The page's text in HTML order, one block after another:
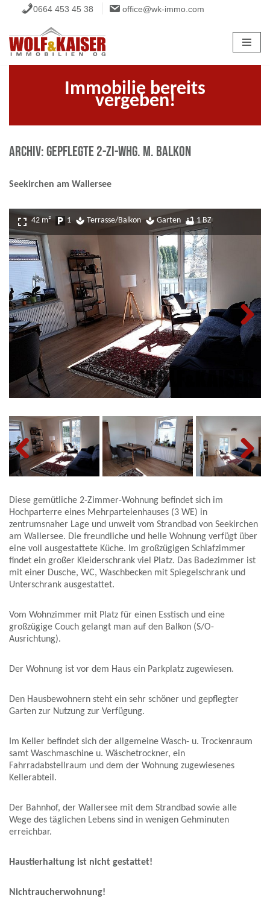
Inhalt
springen
0664 453 45 38 office@wk-immo.com
Immobilie bereits
vergeben!
ARCHIV: Gepflegte 2-Zi-Whg. m. Balkon
Seekirchen am Wallersee
fullscreen 42 m² local_parking 1 spa Terrasse/Balkon spa Garten bathtub 1 BZ
Next
Previous Next
Diese gemütliche 2-Zimmer-Wohnung befindet sich im
Hochparterre eines Mehrparteienhauses (3 WE) in
zentrumsnaher Lage und unweit vom Strandbad von Seekirchen
am Wallersee. Die freundliche und helle Wohnung verfügt über
eine voll ausgestattete Küche. Im großzügigen Schlafzimmer
findet ein großer Kleiderschrank viel Platz. Das Badezimmer ist
mit einer Dusche, WC, Waschbecken mit Spiegelschrank und
Unterschrank ausgestattet.
Vom Wohnzimmer mit Platz für einen Esstisch und eine
großzügige Couch gelangt man auf den Balkon (S/O-
Ausrichtung).
Der Wohnung ist vor dem Haus ein Parkplatz zugewiesen.
Den Hausbewohnern steht ein sehr schöner und gepflegter
Garten zur Nutzung zur Verfügung.
Im Keller befindet sich der allgemeine Wasch- u. Trockenraum
samt Waschmaschine u. Wäschetrockner, ein
Fahrradabstellraum und dem der Wohnung zugewiesenes
Kellerabteil.
Der Bahnhof, der Wallersee mit dem Strandbad sowie alle
Wege des täglichen Lebens sind in wenigen Gehminuten
erreichbar.
Haustierhaltung ist nicht gestattet!
Nichtraucherwohnung!